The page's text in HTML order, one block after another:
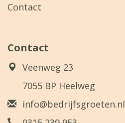
Contact
Contact
Veenweg 23
7055 BP Heelweg
info@bedrijfsgroeten.nl